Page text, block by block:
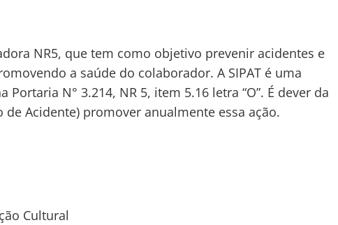
NR5, que tem como objetivo prevenir acidentes e
a saúde do colaborador. A SIPAT é uma
N° 3.214, NR 5, item 5.16 letra “O”. É dever da
de Acidente) promover anualmente essa ação.
Cultural